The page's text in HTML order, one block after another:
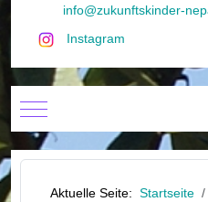
info@zukunftskinder-
Instagram
Mobile Menu Toggle
Aktuelle Seite: Startseite